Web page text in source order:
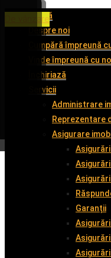
Acasă
Despre noi
Cumpără împreună
Vinde împreună cu
Închiriază
Servicii
Administrare
Reprezentare
Asigurare
Asigurări
Garanții
De închiriat
De închiriat
De închiriat
De vânzare